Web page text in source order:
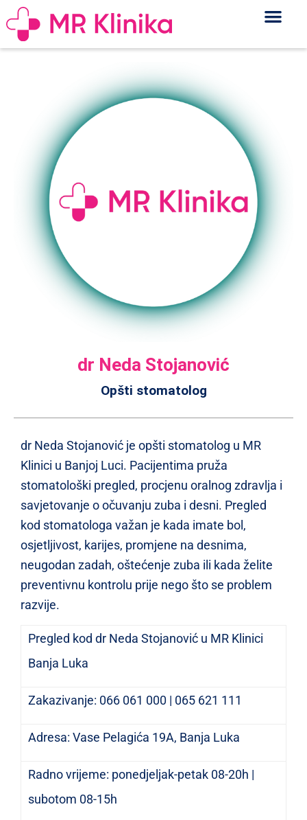
dr Neda Stojanović
Opšti stomatolog
dr Neda Stojanović je opšti stomatolog u MR
Klinici u Banjoj Luci. Pacijentima pruža
stomatološki pregled, procjenu oralnog zdravlja i
savjetovanje o očuvanju zuba i desni. Pregled
kod stomatologa važan je kada imate bol,
osjetljivost, karijes, promjene na desnima,
neugodan zadah, oštećenje zuba ili kada želite
preventivnu kontrolu prije nego što se problem
razvije.
Pregled kod dr Neda Stojanović u MR Klinici
Banja Luka
Zakazivanje: 066 061 000 | 065 621 111
Adresa: Vase Pelagića 19A, Banja Luka
Radno vrijeme: ponedjeljak-petak 08-20h |
subotom 08-15h